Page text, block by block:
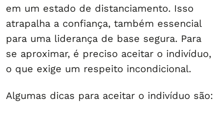
em um estado de distanciamento. Isso
atrapalha a confiança, também essencial
para uma liderança de base segura. Para
se aproximar, é preciso aceitar o indivíduo,
o que exige um respeito incondicional.
Algumas dicas para aceitar o indivíduo são: